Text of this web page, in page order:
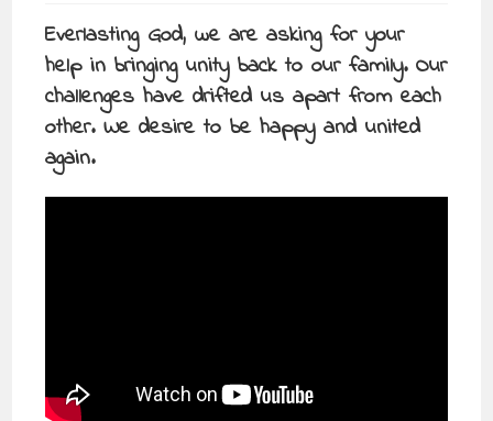
Everlasting God, we are asking for your
help in bringing unity back to our family. Our
challenges have drifted us apart from each
other. We desire to be happy and united
again.